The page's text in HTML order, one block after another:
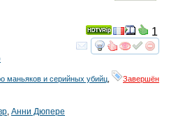
смотретьинтересует
1
маньяков и серийных убийц Завершён
Анни Дюпере